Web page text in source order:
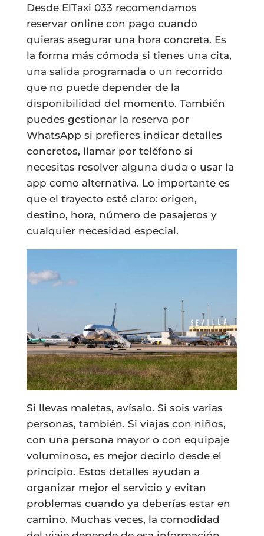
Desde ElTaxi 033 recomendamos
reservar online con pago cuando
quieras asegurar una hora concreta. Es
la forma más cómoda si tienes una cita,
una salida programada o un recorrido
que no puede depender de la
disponibilidad del momento. También
puedes gestionar la reserva por
WhatsApp si prefieres indicar detalles
concretos, llamar por teléfono si
necesitas resolver alguna duda o usar la
app como alternativa. Lo importante es
que el trayecto esté claro: origen,
destino, hora, número de pasajeros y
cualquier necesidad especial.
Si llevas maletas, avísalo. Si sois varias
personas, también. Si viajas con niños,
con una persona mayor o con equipaje
voluminoso, es mejor decirlo desde el
principio. Estos detalles ayudan a
organizar mejor el servicio y evitan
problemas cuando ya deberías estar en
camino. Muchas veces, la comodidad